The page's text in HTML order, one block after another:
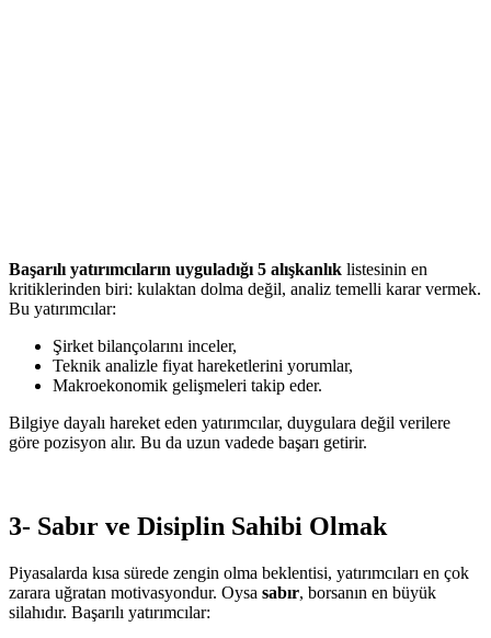
Başarılı yatırımcıların uyguladığı 5 alışkanlık listesinin en
kritiklerinden biri: kulaktan dolma değil, analiz temelli karar vermek.
Bu yatırımcılar:
Şirket bilançolarını inceler,
Teknik analizle fiyat hareketlerini yorumlar,
Makroekonomik gelişmeleri takip eder.
Bilgiye dayalı hareket eden yatırımcılar, duygulara değil verilere
göre pozisyon alır. Bu da uzun vadede başarı getirir.
3- Sabır ve Disiplin Sahibi Olmak
Piyasalarda kısa sürede zengin olma beklentisi, yatırımcıları en çok
zarara uğratan motivasyondur. Oysa sabır, borsanın en büyük
silahıdır. Başarılı yatırımcılar: